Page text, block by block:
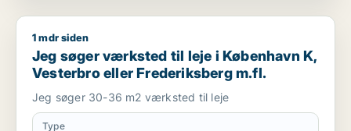
Jeg søger værksted til leje i København K, Vesterbro eller
1 mdr siden
Jeg søger værksted til leje i København K,
Vesterbro eller Frederiksberg m.fl.
Jeg søger 30-36 m2 værksted til leje
Type